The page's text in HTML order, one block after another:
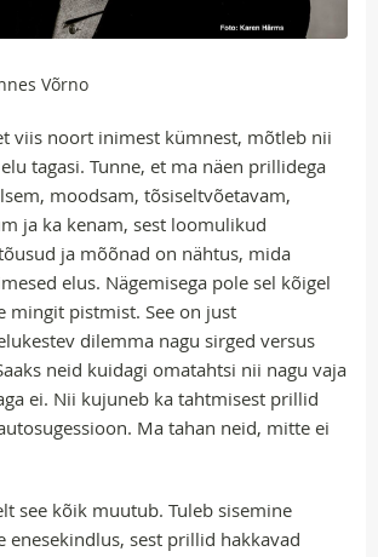
Võrno
viis noort inimest kümnest, mõtleb nii
tagasi. Tunne, et ma näen prillidega
moodsam, tõsiseltvõetavam,
ja ka kenam, sest loomulikud
ja mõõnad on nähtus, mida
elus. Nägemisega pole sel kõigel
mingit pistmist. See on just
dilemma nagu sirged versus
neid kuidagi omatahtsi nii nagu vaja
ei. Nii kujuneb ka tahtmisest prillid
Ma tahan neid, mitte ei
see kõik muutub. Tuleb sisemine
enesekindlus, sest prillid hakkavad